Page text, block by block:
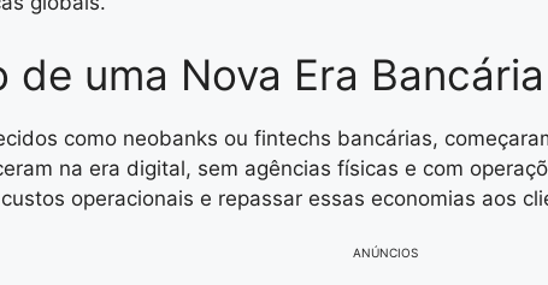
de uma Nova Era Bancária
como neobanks ou fintechs bancárias,
na era digital, sem agências físicas e com
operacionais e repassar essas economias aos
ANÚNCIOS